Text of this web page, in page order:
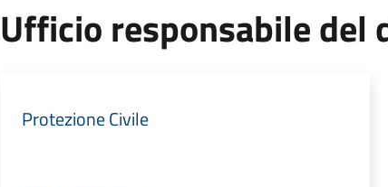
Ufficio responsabile del
Protezione Civile